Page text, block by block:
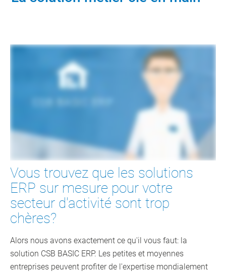
Vous trouvez que les solutions
ERP sur mesure pour votre
secteur d'activité sont trop
chères?
Alors nous avons exactement ce qu'il vous faut: la
solution CSB BASIC ERP. Les petites et moyennes
entreprises peuvent profiter de l'expertise mondialement